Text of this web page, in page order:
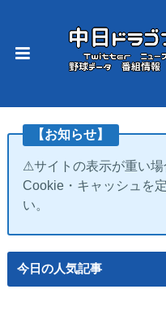
【お知らせ】
⚠サイトの表示が重い
Cookie・キャッシュを
い。
今日の人気記事